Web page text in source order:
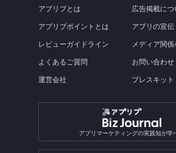
アプリブとは
アプリブポイントとは
レビューガイドライン
よくあるご質問
運営会社
広告掲載につ
アプリの宣
メディア関
お問い合わせ
プレスキット
アプリマーケティングの実践知が学